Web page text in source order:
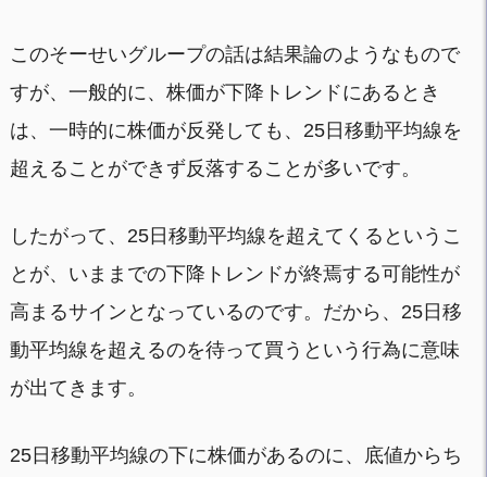
このそーせいグループの話は結果論のようなもので
すが、一般的に、株価が下降トレンドにあるとき
は、一時的に株価が反発しても、25日移動平均線を
超えることができず反落することが多いです。
したがって、25日移動平均線を超えてくるというこ
とが、いままでの下降トレンドが終焉する可能性が
高まるサインとなっているのです。だから、25日移
動平均線を超えるのを待って買うという行為に意味
が出てきます。
25日移動平均線の下に株価があるのに、底値からち